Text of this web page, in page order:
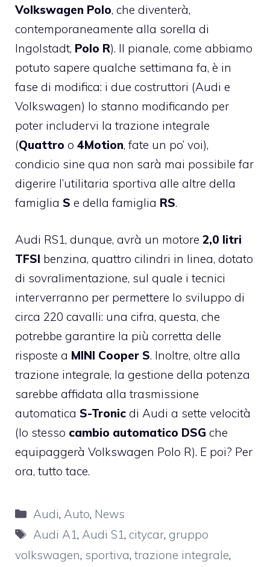
Volkswagen Polo, che diventerà,
contemporaneamente alla sorella di
Ingolstadt, Polo R). Il pianale, come abbiamo
potuto sapere qualche settimana fa, è in
fase di modifica: i due costruttori (Audi e
Volkswagen) lo stanno modificando per
poter includervi la trazione integrale
(Quattro o 4Motion, fate un po’ voi),
condicio sine qua non sarà mai possibile far
digerire l’utilitaria sportiva alle altre della
famiglia S e della famiglia RS.
Audi RS1, dunque, avrà un motore 2,0 litri
TFSI benzina, quattro cilindri in linea, dotato
di sovralimentazione, sul quale i tecnici
interverranno per permettere lo sviluppo di
circa 220 cavalli: una cifra, questa, che
potrebbe garantire la più corretta delle
risposte a MINI Cooper S. Inoltre, oltre alla
trazione integrale, la gestione della potenza
sarebbe affidata alla trasmissione
automatica S-Tronic di Audi a sette velocità
(lo stesso cambio automatico DSG che
equipaggerà Volkswagen Polo R). E poi? Per
ora, tutto tace.
Categorie
Audi, Auto, News
Tag
Audi A1, Audi S1, citycar, gruppo
volkswagen, sportiva, trazione integrale,